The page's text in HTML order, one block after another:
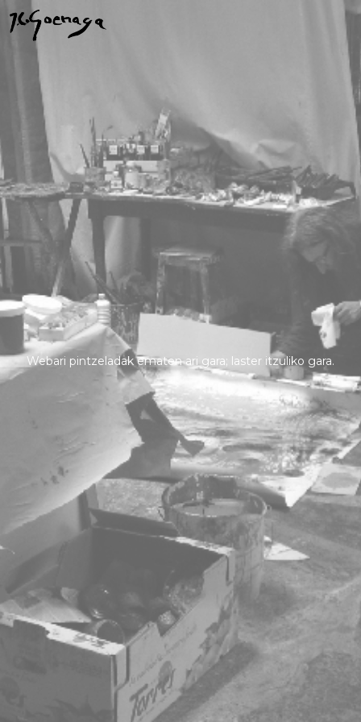
Webari pintzeladak ematen ari gara; laster itzuliko gara.